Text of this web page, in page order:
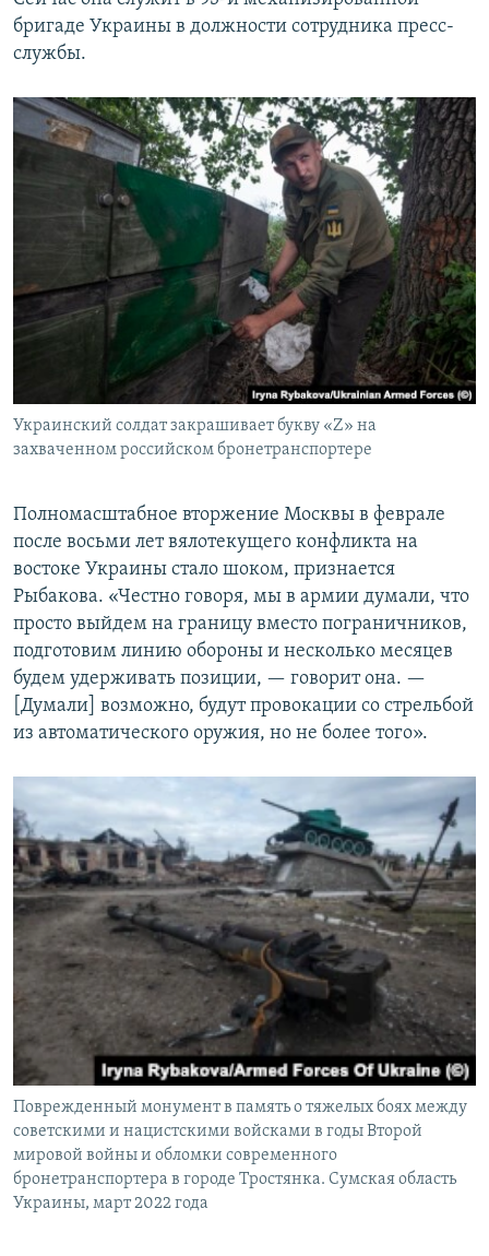
бригаде Украины в должности сотрудника пресс-
службы.
Украинский солдат закрашивает букву «Z» на
захваченном российском бронетранспортере
Полномасштабное вторжение Москвы в феврале
после восьми лет вялотекущего конфликта на
востоке Украины стало шоком, признается
Рыбакова. «Честно говоря, мы в армии думали, что
просто выйдем на границу вместо пограничников,
подготовим линию обороны и несколько месяцев
будем удерживать позиции, — говорит она. —
[Думали] возможно, будут провокации со стрельбой
из автоматического оружия, но не более того».
Поврежденный монумент в память о тяжелых боях между
советскими и нацистскими войсками в годы Второй
мировой войны и обломки современного
бронетранспортера в городе Тростянка. Сумская область
Украины, март 2022 года